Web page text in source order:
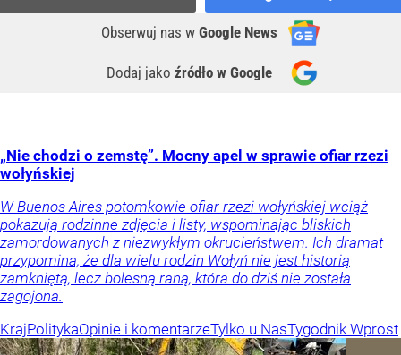
Obserwuj nas w Google News
Dodaj jako źródło w Google
„Nie chodzi o zemstę”. Mocny apel w sprawie ofiar rzezi
wołyńskiej
W Buenos Aires potomkowie ofiar rzezi wołyńskiej wciąż
pokazują rodzinne zdjęcia i listy, wspominając bliskich
zamordowanych z niezwykłym okrucieństwem. Ich dramat
przypomina, że dla wielu rodzin Wołyń nie jest historią
zamkniętą, lecz bolesną raną, która do dziś nie została
zagojona.
KrajPolitykaOpinie i komentarzeTylko u NasTygodnik Wprost